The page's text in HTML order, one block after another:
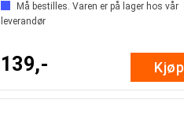
Må bestilles. Varen er på lager hos vår
leverandør
139,- Kjøp